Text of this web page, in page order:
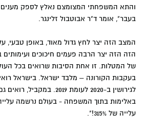
והתא המשפחתי המצומצם נאלץ לספק
בעבר", אומר ד"ר אבוטבול זלינגר.
המצב הזה יצר לחץ גדול מאוד, באופן
הזה הזה יצר הרבה פעמים חיכוכים ועימותים
של המטלות. זו אחת הסיבות שרואים בכל
לגירושין ב-2020 לעומת 2019.
עלייה של 315%!".